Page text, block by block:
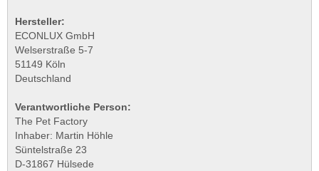
Hersteller:
ECONLUX GmbH
Welserstraße 5-7
51149 Köln
Deutschland
Verantwortliche Person:
The Pet Factory
Inhaber: Martin Höhle
Süntelstraße 23
D-31867 Hülsede